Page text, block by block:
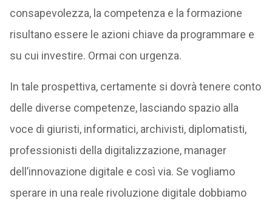
consapevolezza, la competenza e la formazione
risultano essere le azioni chiave da programmare e
su cui investire. Ormai con urgenza.
In tale prospettiva, certamente si dovrà tenere conto
delle diverse competenze, lasciando spazio alla
voce di giuristi, informatici, archivisti, diplomatisti,
professionisti della digitalizzazione, manager
dell’innovazione digitale e così via. Se vogliamo
sperare in una reale rivoluzione digitale dobbiamo